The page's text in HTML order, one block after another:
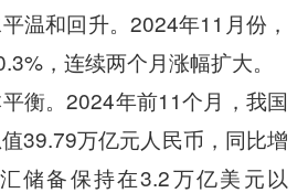
温和回升。2024年11月份，
，连续两个月涨幅扩大。
。2024年前11个月，我国
39.79万亿元人民币，同比增
储备保持在3.2万亿美元以